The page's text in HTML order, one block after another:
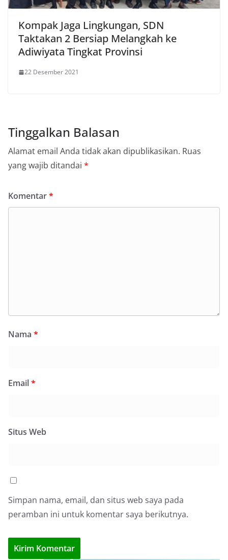
Kompak Jaga Lingkungan, SDN
Taktakan 2 Bersiap Melangkah ke
Adiwiyata Tingkat Provinsi
22 Desember 2021
Tinggalkan Balasan
Alamat email Anda tidak akan dipublikasikan. Ruas
yang wajib ditandai *
Komentar*
Nama *
Email*
Situs Web
Simpan nama, email, dan situs web saya pada
peramban ini untuk komentar saya berikutnya.